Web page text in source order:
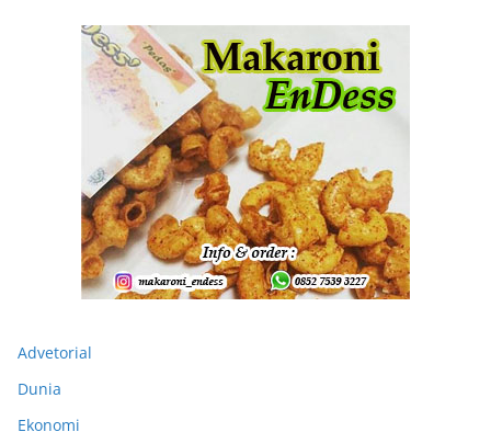
Advetorial
Dunia
Ekonomi